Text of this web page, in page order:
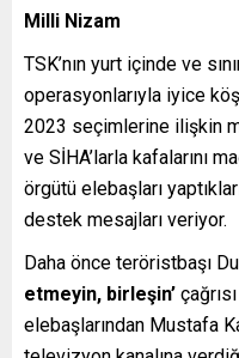
Milli Nizam
TSK’nın yurt içinde ve
operasyonlarıyla iyice
2023 seçimlerine ilişkin
ve SİHA’larla kafalarını
örgütü elebaşları
destek mesajları veriyor.
Daha önce teröristbaşı
etmeyin, birleşin’
elebaşlarından Mustafa